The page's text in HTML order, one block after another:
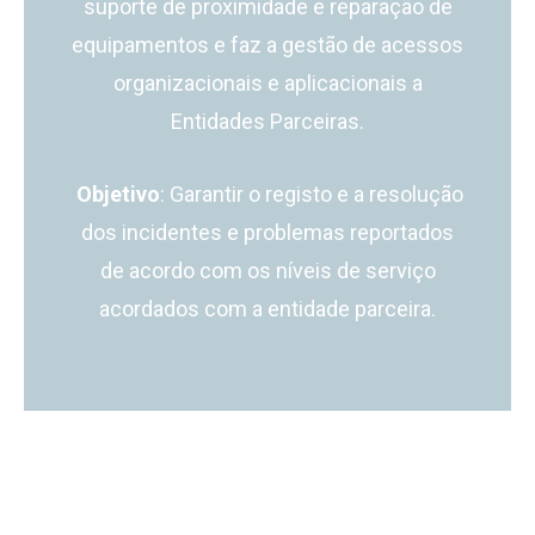
suporte de proximidade e reparação de
equipamentos e faz a gestão de acessos
organizacionais e aplicacionais a
Entidades Parceiras.
Objetivo: Garantir o registo e a resolução
dos incidentes e problemas reportados
de acordo com os níveis de serviço
acordados com a entidade parceira.